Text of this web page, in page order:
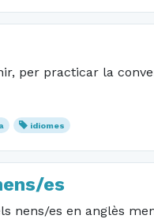
per practicar la
idiomes
es
nens/es en anglès